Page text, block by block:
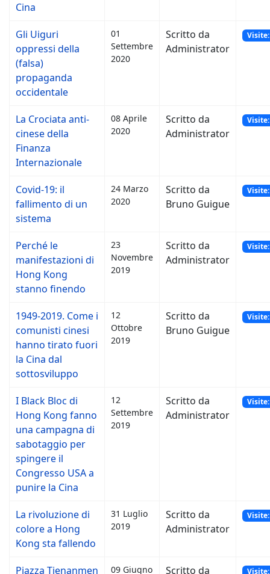
Cina
Gli Uiguri
oppressi della
(falsa)
propaganda
occidentale
01
Settembre
2020
Scritto da
Administrator
La Crociata anti-
cinese della
Finanza
Internazionale
08 Aprile
2020
Scritto da
Administrator
Covid-19: il
fallimento di un
sistema
24 Marzo
2020
Scritto da
Bruno Guigue
Perché le
manifestazioni di
Hong Kong
stanno finendo
23
Novembre
2019
Scritto da
Administrator
1949-2019. Come i
comunisti cinesi
hanno tirato fuori
la Cina dal
sottosviluppo
12
Ottobre
2019
Scritto da
Bruno Guigue
I Black Bloc di
Hong Kong fanno
una campagna di
sabotaggio per
spingere il
Congresso USA a
punire la Cina
12
Settembre
2019
Scritto da
Administrator
La rivoluzione di
colore a Hong
Kong sta fallendo
31 Luglio
2019
Scritto da
Administrator
Piazza Tienanmen 09 Giugno Scritto da